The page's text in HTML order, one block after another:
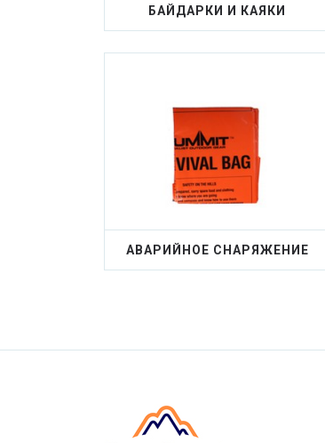
БАЙДАРКИ И КАЯКИ
АВАРИЙНОЕ СНАРЯЖЕНИЕ